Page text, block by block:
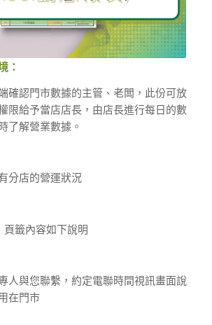
：
確認門市數據的主管、老闆，此份可放
限給予當店店長，由店長進行每日的數
了解營業數據。
分店的營運狀況
籤內容如下說明
人與您聯繫，約定電聯時間視訊畫面說
在門市